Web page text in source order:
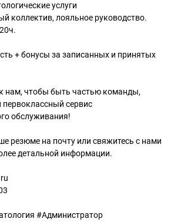
услуги
коллектив, лояльное руководство.
+ бонусы за записанных и принятых
нам, чтобы быть частью команды,
сервис
обслуживания!
резюме на почту или свяжитесь с нами
детальной информации.
#Администратор